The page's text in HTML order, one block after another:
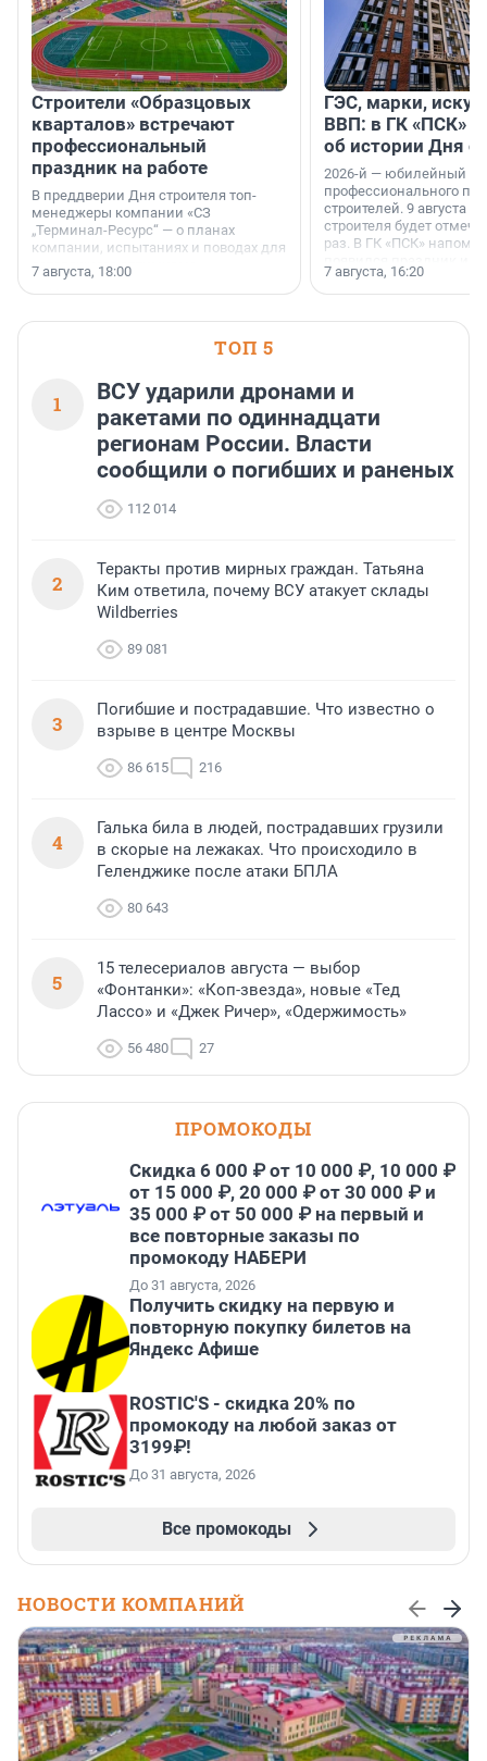
Строители «Образцовых
кварталов» встречают
профессиональный
праздник на работе
В преддверии Дня строителя топ-
менеджеры компании «СЗ
„Терминал-Ресурс“ — о планах
компании, испытаниях и поводах для
осторожного оптимизма.
7 августа, 18:00
ГЭС, марки,
ВВП: в ГК «ПСК»
об истории Дня
2026-й — юбилейный
профессионального
строителей. 9 августа
строителя будет
раз. В ГК «ПСК»
поменялась роль
7 августа, 16:20
ТОП 5
1
ВСУ ударили дронами и
ракетами по одиннадцати
регионам России. Власти
сообщили о погибших и раненых
112 014
2
Теракты против мирных граждан. Татьяна
Ким ответила, почему ВСУ атакует склады
Wildberries
89 081
3
Погибшие и пострадавшие. Что известно о
взрыве в центре Москвы
86 615 216
4
Галька била в людей, пострадавших грузили
в скорые на лежаках. Что происходило в
Геленджике после атаки БПЛА
80 643
5
15 телесериалов августа — выбор
«Фонтанки»: «Коп-звезда», новые «Тед
Лассо» и «Джек Ричер», «Одержимость»
56 480 27
ПРОМОКОДЫ
Скидка 6 000 ₽ от 10 000 ₽, 10 000 ₽
от 15 000 ₽, 20 000 ₽ от 30 000 ₽ и
35 000 ₽ от 50 000 ₽ на первый и
все повторные заказы по
промокоду НАБЕРИ
До 31 августа, 2026
Получить скидку на первую и
повторную покупку билетов на
Яндекс Афише
ROSTIC'S - скидка 20% по
промокоду на любой заказ от
3199₽!
До 31 августа, 2026
Все промокоды
НОВОСТИ КОМПАНИЙ